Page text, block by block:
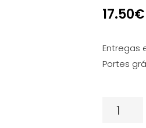
17.50€
Entregas
Portes